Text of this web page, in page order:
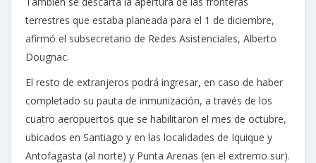
terrestres que estaba planeada para el 1 de diciembre,
afirmó el subsecretario de Redes Asistenciales, Alberto
Dougnac.
El resto de extranjeros podrá ingresar, en caso de haber
completado su pauta de inmunización, a través de los
cuatro aeropuertos que se habilitaron el mes de octubre,
ubicados en Santiago y en las localidades de Iquique y
Antofagasta (al norte) y Punta Arenas (en el extremo sur).